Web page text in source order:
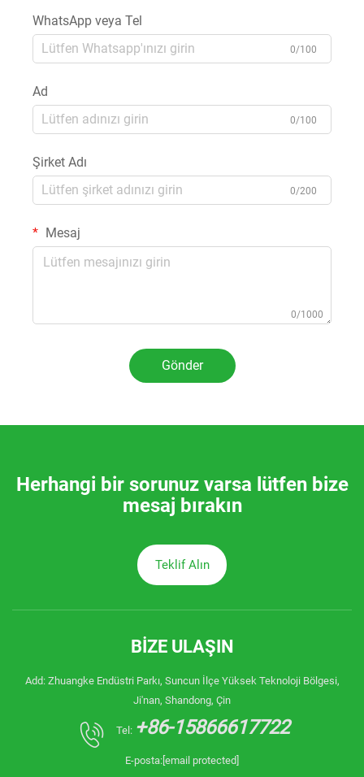
WhatsApp veya Tel
0/100
Ad
0/100
Şirket Adı
0/200
Mesaj
0/1000
Gönder
Herhangi bir sorunuz varsa lütfen bize
mesaj bırakın
Teklif Alın
BIZE ULAŞIN
Add: Zhuangke Endüstri Parkı, Suncun İlçe Yüksek Teknoloji Bölgesi,
Ji'nan, Shandong, Çin
Tel: +86-15866617722
E-posta: [email protected]